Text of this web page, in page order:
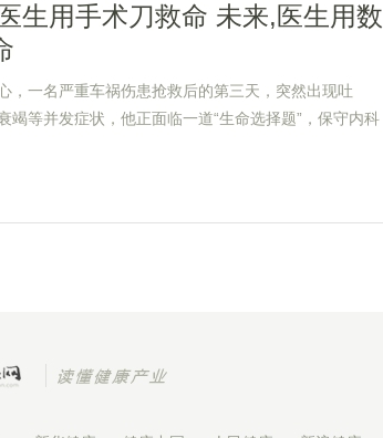
生用手术刀救命 未来,医生用数
，一名严重车祸伤患抢救后的第三天，突然出现吐
竭等并发症状，他正面临一道“生命选择题”，保守内科
希望渺茫；冒险开展手术，但可能死在手术台上。